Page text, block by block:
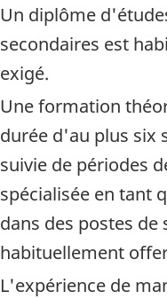
Un diplôme
secondaires est
exigé.
Une formation
durée d'au plus six
suivie de périodes
spécialisée en tant
dans des postes de
habituellement
L'expérience de